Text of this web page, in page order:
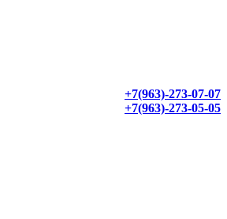
+7(963)-273-07-07
+7(963)-273-05-05